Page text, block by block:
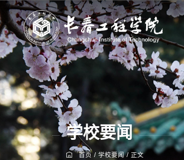
学校要闻
首页 / 学校要闻 / 正文